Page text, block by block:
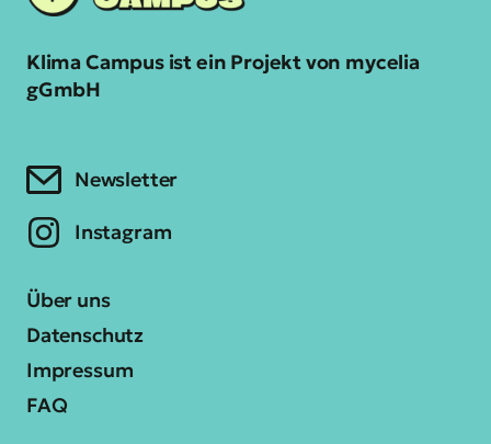
Klima Campus ist ein Projekt von mycelia
gGmbH
Newsletter
Instagram
Über uns
Datenschutz
Impressum
FAQ